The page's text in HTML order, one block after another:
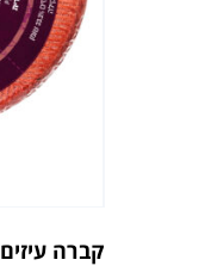
קברה עיזים